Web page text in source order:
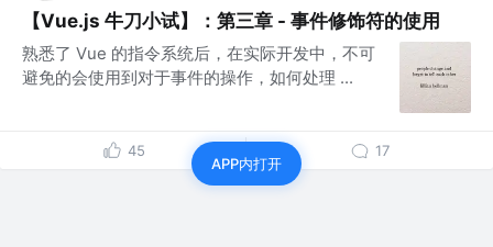
【Vue.js 牛刀小试】：第三章 - 事件修饰符的使用
熟悉了 Vue 的指令系统后，在实际开发中，不可
避免的会使用到对于事件的操作，如何处理 ...
45 17
APP内打开